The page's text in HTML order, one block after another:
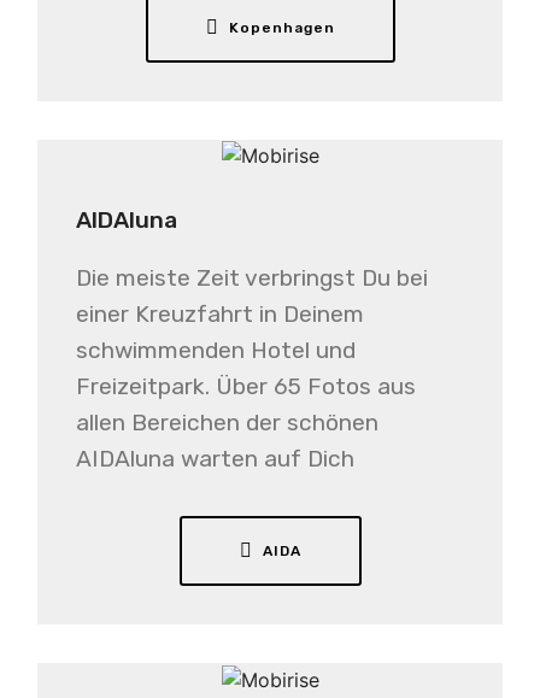
Kopenhagen
AIDAluna
Die meiste Zeit verbringst Du bei
einer Kreuzfahrt in Deinem
schwimmenden Hotel und
Freizeitpark. Über 65 Fotos aus
allen Bereichen der schönen
AIDAluna warten auf Dich
AIDA